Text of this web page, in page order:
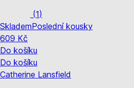
(1)
SklademPoslední kousky
609 Kč
Do košíku
Do košíku
Catherine Lansfield